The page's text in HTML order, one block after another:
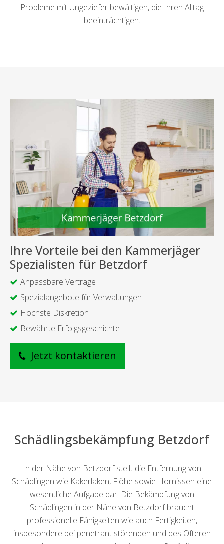
Probleme mit Ungeziefer bewältigen, die Ihren Alltag
beeinträchtigen.
Ihre Vorteile bei den Kammerjäger
Spezialisten für Betzdorf
Anpassbare Verträge
Spezialangebote für Verwaltungen
Höchste Diskretion
Bewährte Erfolgsgeschichte
Jetzt kontaktieren
Schädlingsbekämpfung Betzdorf
In der Nähe von Betzdorf stellt die Entfernung von
Schädlingen wie Kakerlaken, Flöhe sowie Hornissen eine
wesentliche Aufgabe dar. Die Bekämpfung von
Schädlingen in der Nähe von Betzdorf braucht
professionelle Fähigkeiten wie auch Fertigkeiten,
insbesondere bei penetrant störenden und des Öfteren